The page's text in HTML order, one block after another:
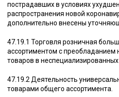
пострадавших в условиях
распространения новой
дополнительно внесены
47.19.1 Торговля розничная
ассортиментом с преобладанием
товаров в
47.19.2 Деятельность
товарами общего ассортимента.